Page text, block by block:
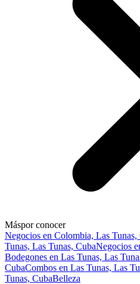
Máspor conocer
Negocios en Colombia, Las Tunas,
Tunas, Las Tunas, CubaNegocios
Bodegones en Las Tunas, Las
CubaCombos en Las Tunas, Las
Tunas, CubaBelleza